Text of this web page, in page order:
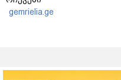
gemrielia.ge